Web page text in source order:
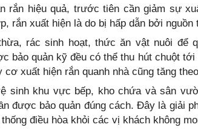
rắn hiệu quả, trước tiên cần giảm sự
rắn xuất hiện là do bị hấp dẫn bởi nguồn
rác sinh hoạt, thức ăn vật nuôi để
bảo quản kỹ đều có thể thu hút chuột
cơ xuất hiện rắn quanh nhà cũng tăng
sinh khu vực bếp, kho chứa và sân
được bảo quản đúng cách. Đây là giải
điều hòa khỏi các vị khách không